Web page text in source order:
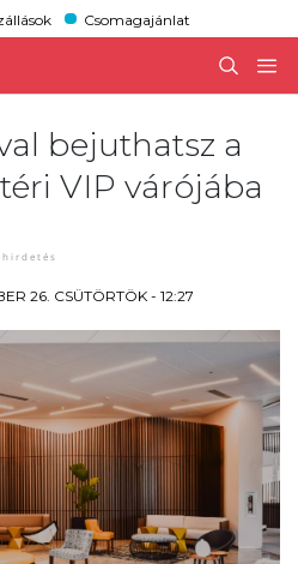
Csomagajánlat
bejuthatsz a
VIP várójába
26. CSÜTÖRTÖK - 12:27